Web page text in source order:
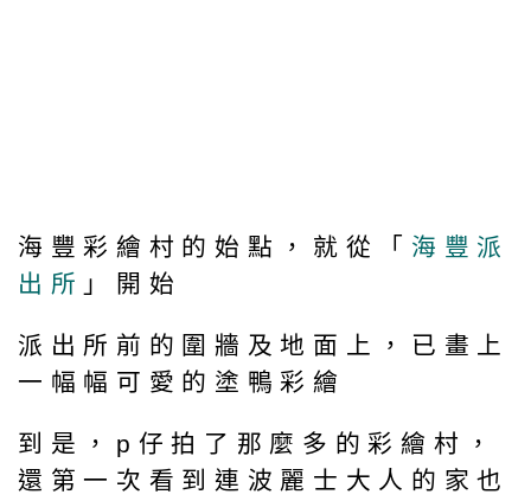
海豐彩繪村的始點，就從「 海豐派
出所 」開始
派出所前的圍牆及地面上，已畫上
一幅幅可愛的塗鴨彩繪
到是，p仔拍了那麼多的彩繪村，
還第一次看到連波麗士大人的家也